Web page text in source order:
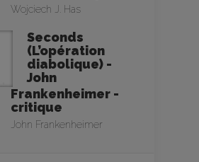
Wojciech J. Has
Seconds
(L’opération
diabolique) -
John
Frankenheimer -
critique
John Frankenheimer